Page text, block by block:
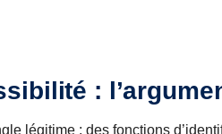
:
légitime : des fonctions